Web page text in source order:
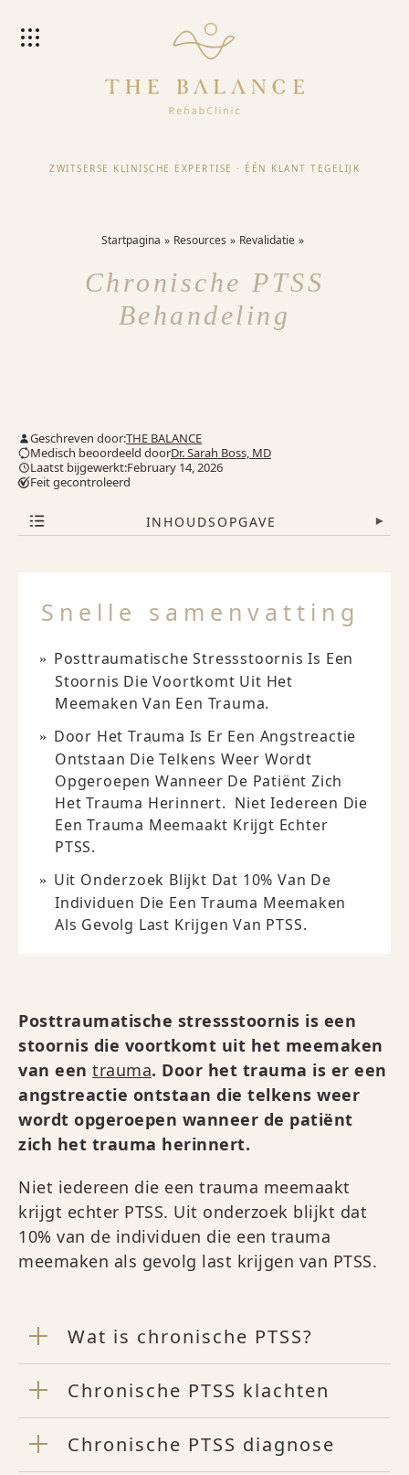
ZWITSERSE KLINISCHE EXPERTISE · ÉÉN KLANT TEGELIJK
Startpagina Resources Revalidatie
Chronische PTSS
Behandeling
Geschreven door:THE BALANCE
Medisch beoordeeld doorDr. Sarah Boss, MD
Laatst bijgewerkt:February 14, 2026
Feit gecontroleerd
INHOUDSOPGAVE ▾
Snelle samenvatting
Posttraumatische Stressstoornis Is Een
Stoornis Die Voortkomt Uit Het
Meemaken Van Een Trauma.
Door Het Trauma Is Er Een Angstreactie
Ontstaan Die Telkens Weer Wordt
Opgeroepen Wanneer De Patiënt Zich
Het Trauma Herinnert. Niet Iedereen Die
Een Trauma Meemaakt Krijgt Echter
PTSS.
Uit Onderzoek Blijkt Dat 10% Van De
Individuen Die Een Trauma Meemaken
Als Gevolg Last Krijgen Van PTSS.
Posttraumatische stressstoornis is een
stoornis die voortkomt uit het meemaken
van een trauma. Door het trauma is er een
angstreactie ontstaan die telkens weer
wordt opgeroepen wanneer de patiënt
zich het trauma herinnert.
Niet iedereen die een trauma meemaakt
krijgt echter PTSS. Uit onderzoek blijkt dat
10% van de individuen die een trauma
meemaken als gevolg last krijgen van PTSS.
Wat is chronische PTSS?
Chronische PTSS klachten
Chronische PTSS diagnose